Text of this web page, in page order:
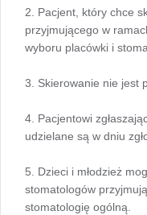
2. Pacjent, który chce
przyjmującego w
wyboru placówki i
3. Skierowanie nie jest
4. Pacjentowi
udzielane są w dniu
5. Dzieci i młodzież
stomatologów
stomatologię ogólną.